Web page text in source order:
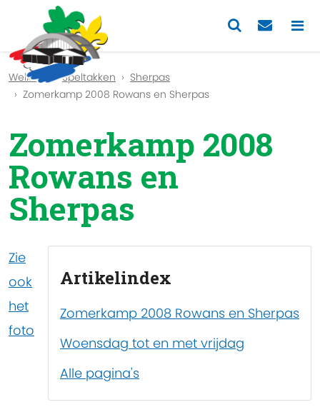
Previous
Welkom Speltakken
Sherpas
Zomerkamp 2008 Rowans en Sherpas
Zomerkamp 2008
Rowans en
Sherpas
Artikelindex
Zomerkamp 2008 Rowans en Sherpas
Woensdag tot en met vrijdag
Alle pagina's
Zie
ook
het
foto